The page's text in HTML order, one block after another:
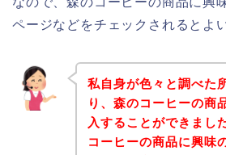
ページなどをチェックされるとよ
私自身が色々と調べた
り、森のコーヒーの商
入することができまし
コーヒーの商品に興味